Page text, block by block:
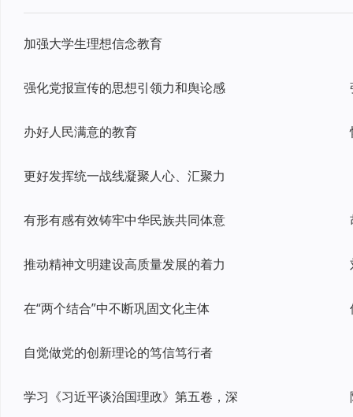
加强大学生理想信念教育
强化党报宣传的思想引领力和舆论感
办好人民满意的教育
更好发挥统一战线凝聚人心、汇聚力
有形有感有效铸牢中华民族共同体意
推动精神文明建设高质量发展的着力
在“两个结合”中不断巩固文化主体
自觉做党的创新理论的笃信笃行者
学习《习近平谈治国理政》第五卷，深